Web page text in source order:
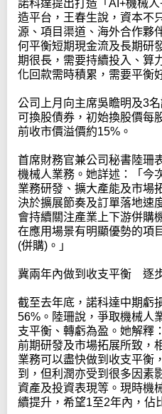
諾科達提出打造「AI+機械
造平台，王春生說，資本不
源、項目渠道、海外合作夥
何平衡短期現金流及長期研
期很長，需要持續投入、算
化回款需時積累，需要平衡
公司上月向主席吳瞻明及3
可換股債券，初始換股價每
前收市價溢價約15%。
首席財務官兼公司秘書陸珊
機械人業務。她詳述：「今
業務研發、擴大產能及市場
決於擴展節奏及訂單落地速
會持續關注產業上下游併購
在應用場景有明顯優勢的項
(併購)。」
冀兩年內做到收支平衡 逐
截至去年底，諾科達中期虧
56%。陸珊說，爭取機械人
支平衡、轉虧為盈。她解釋
前期研發及市場拓展所致，
業務可以盡快做到收支平衡
到，但利潤亦受到很多因素
資產及投資表現等。現時機
續提升，希望1至2年內，佔